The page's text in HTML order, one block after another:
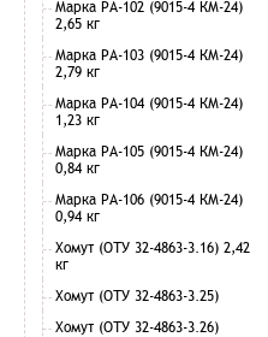
Марка РА-102 (9015-4 КМ-24)
2,65 кг
Марка РА-103 (9015-4 КМ-24)
2,79 кг
Марка РА-104 (9015-4 КМ-24)
1,23 кг
Марка РА-105 (9015-4 КМ-24)
0,84 кг
Марка РА-106 (9015-4 КМ-24)
0,94 кг
Хомут (ОТУ 32-4863-3.16) 2,42
кг
Хомут (ОТУ 32-4863-3.25)
Хомут (ОТУ 32-4863-3.26)